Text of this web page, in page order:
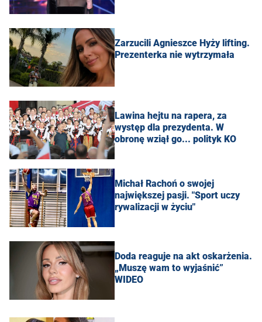
Zarzucili Agnieszce Hyży lifting.
Prezenterka nie wytrzymała
Lawina hejtu na rapera, za
występ dla prezydenta. W
obronę wziął go... polityk KO
Michał Rachoń o swojej
największej pasji. "Sport uczy
rywalizacji w życiu"
Doda reaguje na akt oskarżenia.
„Muszę wam to wyjaśnić”
WIDEO